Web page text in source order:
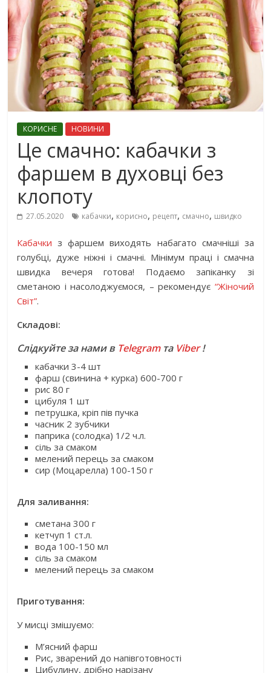
КОРИСНЕ НОВИНИ
Це смачно: кабачки з
фаршем в духовці без
клопоту
27.05.2020 кабачки, корисно, рецепт, смачно, швидко
Кабачки з фаршем виходять набагато смачніші за
голубці, дуже ніжні і смачні. Мінімум праці і смачна
швидка вечеря готова! Подаємо запіканку зі
сметаною і насолоджуємося, – рекомендує “Жіночий
Світ”.
Складові:
Слідкуйте за нами в Telegramта Viber!
кабачки 3-4 шт
фарш (свинина + курка) 600-700 г
рис 80 г
цибуля 1 шт
петрушка, кріп пів пучка
часник 2 зубчики
паприка (солодка) 1/2 ч.л.
сіль за смаком
мелений перець за смаком
сир (Моцарелла) 100-150 г
Для заливання:
сметана 300 г
кетчуп 1 ст.л.
вода 100-150 мл
сіль за смаком
мелений перець за смаком
Приготування:
У мисці змішуємо:
М’ясний фарш
Рис, зварений до напівготовності
Цибулину, дрібно нарізану